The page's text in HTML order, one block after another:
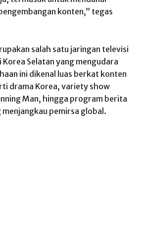
konten,” tegas
salah satu jaringan televisi
Selatan yang mengudara
ini dikenal luas berkat konten
drama Korea, variety show
Man, hingga program berita
pemirsa global.